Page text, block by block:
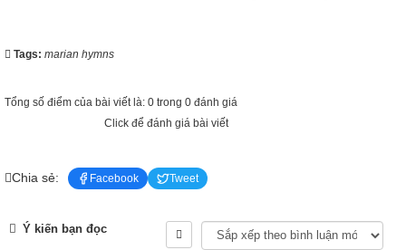
Tags: marian hymns
Tổng số điểm của bài viết là: 0 trong 0 đánh giá
Click để đánh giá bài viết
Chia sẻ: Facebook Tweet
Ý kiến bạn đọc